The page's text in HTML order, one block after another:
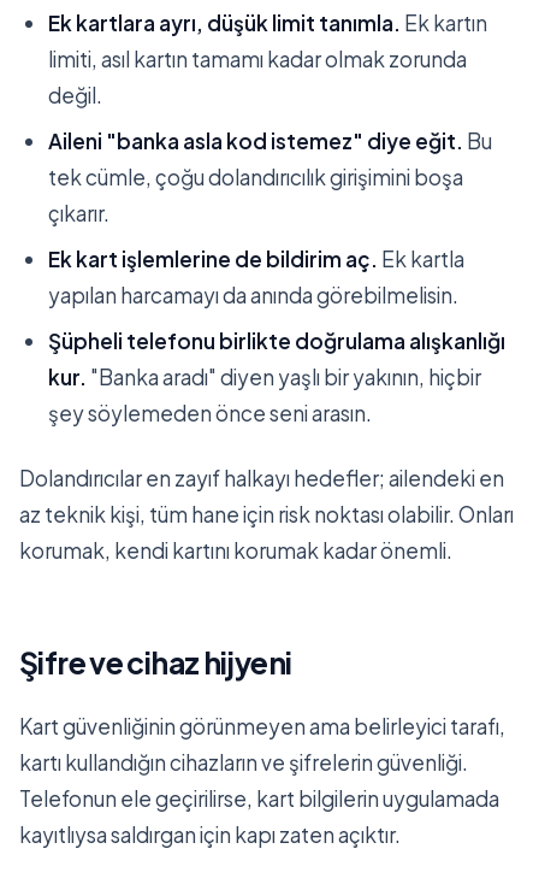
Ek kartlara ayrı, düşük limit tanımla. Ek kartın
limiti, asıl kartın tamamı kadar olmak zorunda
değil.
Aileni "banka asla kod istemez" diye eğit. Bu
tek cümle, çoğu dolandırıcılık girişimini boşa
çıkarır.
Ek kart işlemlerine de bildirim aç. Ek kartla
yapılan harcamayı da anında görebilmelisin.
Şüpheli telefonu birlikte doğrulama alışkanlığı
kur. "Banka aradı" diyen yaşlı bir yakının, hiçbir
şey söylemeden önce seni arasın.
Dolandırıcılar en zayıf halkayı hedefler; ailendeki en
az teknik kişi, tüm hane için risk noktası olabilir. Onları
korumak, kendi kartını korumak kadar önemli.
Şifre ve cihaz hijyeni
Kart güvenliğinin görünmeyen ama belirleyici tarafı,
kartı kullandığın cihazların ve şifrelerin güvenliği.
Telefonun ele geçirilirse, kart bilgilerin uygulamada
kayıtlıysa saldırgan için kapı zaten açıktır.